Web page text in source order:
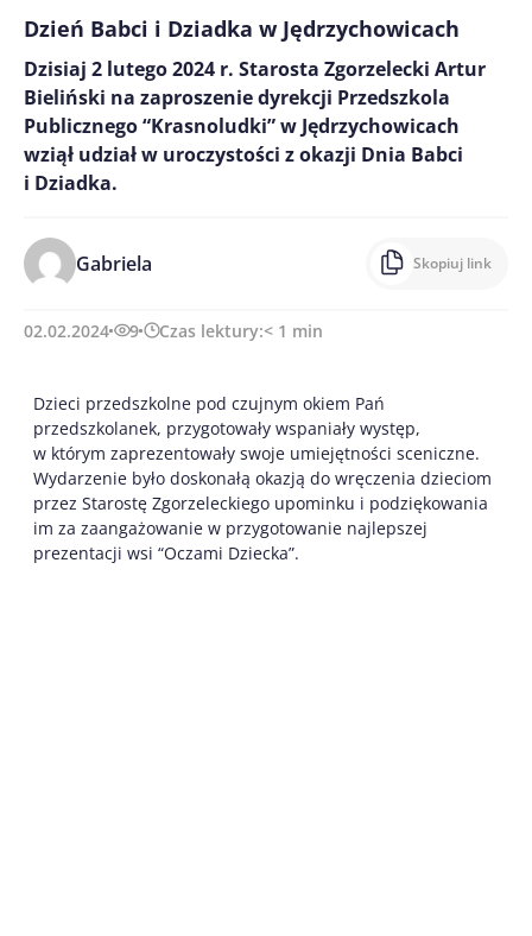
Dzień Babci i Dziadka w Jędrzychowicach
Dzisiaj 2 lutego 2024 r. Starosta Zgorzelecki Artur
Bieliński na zaproszenie dyrekcji Przedszkola
Publicznego “Krasnoludki” w Jędrzychowicach
wziął udział w uroczystości z okazji Dnia Babci
i Dziadka.
Gabriela Skopiuj link
02.02.2024 9 Czas lektury:< 1 min
Dzieci przedszkolne pod czujnym okiem Pań
przedszkolanek, przygotowały wspaniały występ,
w którym zaprezentowały swoje umiejętności sceniczne.
Wydarzenie było doskonałą okazją do wręczenia dzieciom
przez Starostę Zgorzeleckiego upominku i podziękowania
im za zaangażowanie w przygotowanie najlepszej
prezentacji wsi “Oczami Dziecka”.